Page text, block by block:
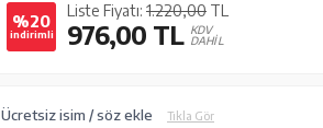
%20
indirimli
Liste Fiyatı: 1.220,00 TL
976,00 TL KDV
DAHİL
Ücretsiz isim / söz ekle Tıkla Gör